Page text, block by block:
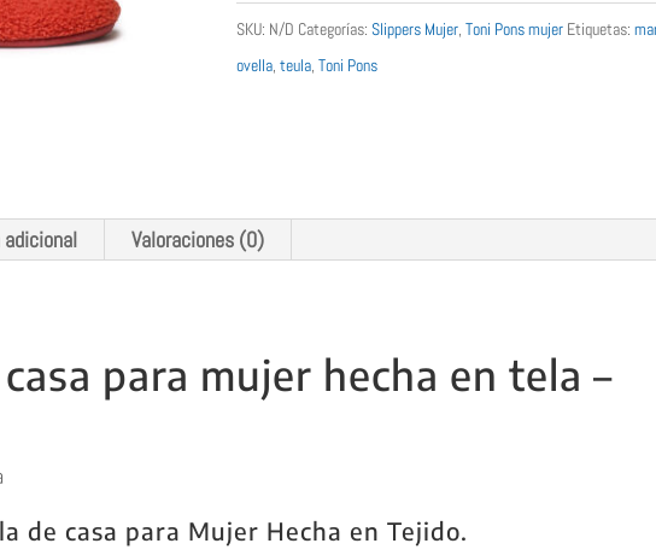
SKU: N/D Categorías:Slippers Mujer,Toni Pons mujer Etiquetas:
ovella,teula,Toni Pons
Valoraciones (0)
para mujer hecha en tela –
de casa para Mujer Hecha en Tejido.